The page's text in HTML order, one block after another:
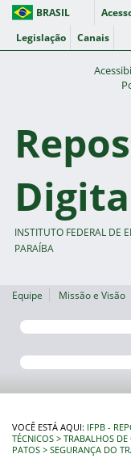
BRASIL
Legislação
Canais
INSTITUTO FEDERAL DE
PARAÍBA
Equipe Missão e Visão
VOCÊ ESTÁ AQUI: IFPB -
TÉCNICOS
TRABALHOS
PATOS
SEGURANÇA DO